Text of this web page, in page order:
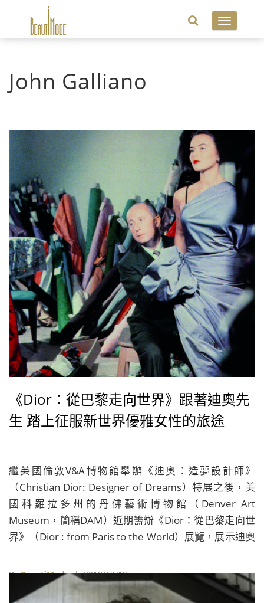
Toggle
John Galliano
《Dior：從巴黎走向世界》跟著迪奧先
生 踏上征服新世界優雅女性的旅途
繼英國倫敦V&A博物館舉辦《迪奧：造夢設計師》
（Christian Dior: Designer of Dreams）特展之後，美
國科羅拉多州的丹佛藝術博物館（Denver Art
Museum，簡稱DAM）近期籌辦《Dior：從巴黎走向世
界》（Dior : from Paris to the World）展覽，展示迪奧
以向這個擁有超過70年歷史的高級訂製時裝品牌致敬。
ByBeautiMode| 2018/12/19